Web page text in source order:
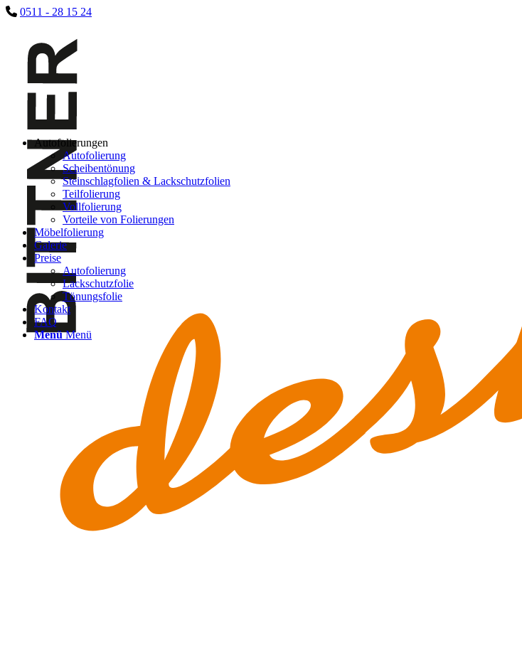
0511 - 28 15 24
Autofolierungen
Autofolierung
Scheibentönung
Steinschlagfolien & Lackschutzfolien
Teilfolierung
Vollfolierung
Vorteile von Folierungen
Möbelfolierung
Galerie
Preise
Autofolierung
Lackschutzfolie
Tönungsfolie
Kontakt
FAQ
Menü Menü